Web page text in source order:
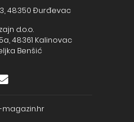
48350 Đurđevac
d.o.o.
48361 Kalinovac
Benšić